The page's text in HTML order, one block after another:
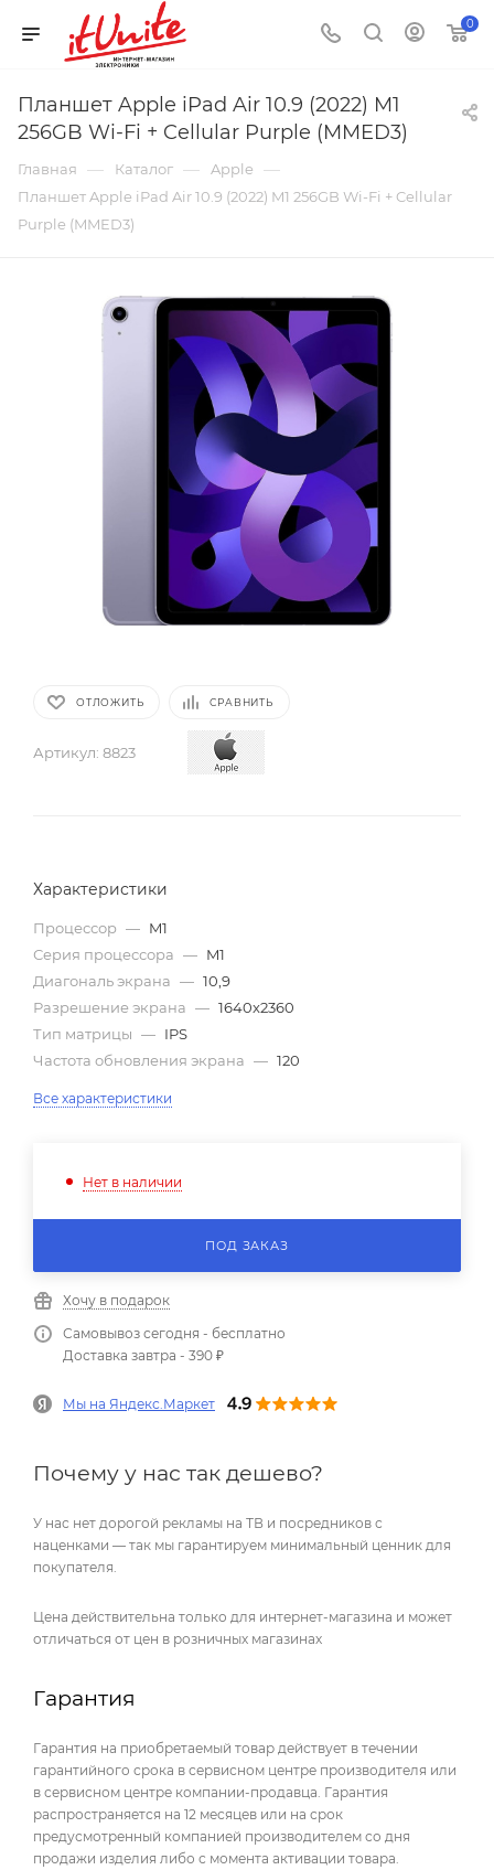
0
Планшет Apple iPad Air 10.9 (2022) M1
256GB Wi-Fi + Cellular Purple (MMED3)
Главная — Каталог — Apple —
Планшет Apple iPad Air 10.9 (2022) M1 256GB Wi-Fi + Cellular
Purple (MMED3)
ОТЛОЖИТЬ СРАВНИТЬ
Артикул: 8823
Характеристики
Процессор — M1
Серия процессора — M1
Диагональ экрана — 10,9
Разрешение экрана — 1640x2360
Тип матрицы — IPS
Частота обновления экрана — 120
Все характеристики
Нет в наличии
ПОД ЗАКАЗ
Хочу в подарок
Самовывоз сегодня - бесплатно
Доставка завтра - 390 ₽
Мы на Яндекс.Маркет
Почему у нас так дешево?
У нас нет дорогой рекламы на ТВ и посредников с
наценками — так мы гарантируем минимальный ценник для
покупателя.
Цена действительна только для интернет-магазина и может
отличаться от цен в розничных магазинах
Гарантия
Гарантия на приобретаемый товар действует в течении
гарантийного срока в сервисном центре производителя или
в сервисном центре компании-продавца. Гарантия
распространяется на 12 месяцев или на срок
предусмотренный компанией производителем со дня
продажи изделия либо с момента активации товара.